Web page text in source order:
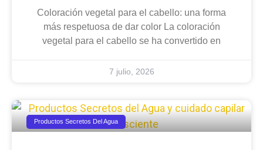
Coloración vegetal para el cabello: una forma
más respetuosa de dar color La coloración
vegetal para el cabello se ha convertido en
7 julio, 2026
Productos Secretos Del Agua